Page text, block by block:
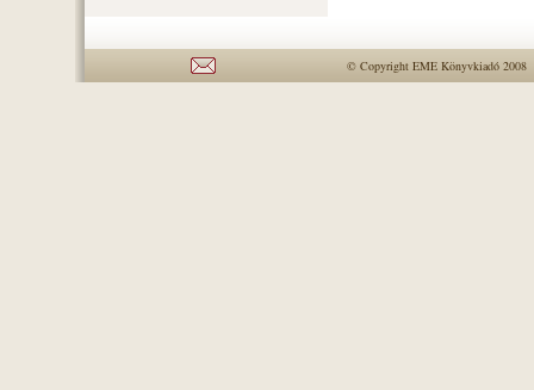
© Copyright EME Könyvkiadó 2008